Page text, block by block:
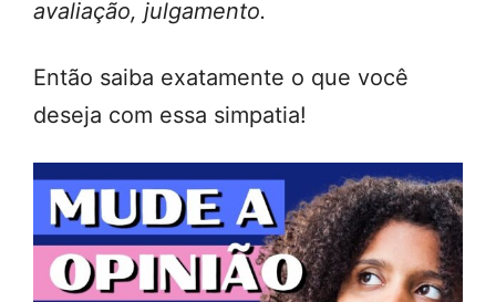
avaliação, julgamento.
Então saiba exatamente o que você
deseja com essa simpatia!